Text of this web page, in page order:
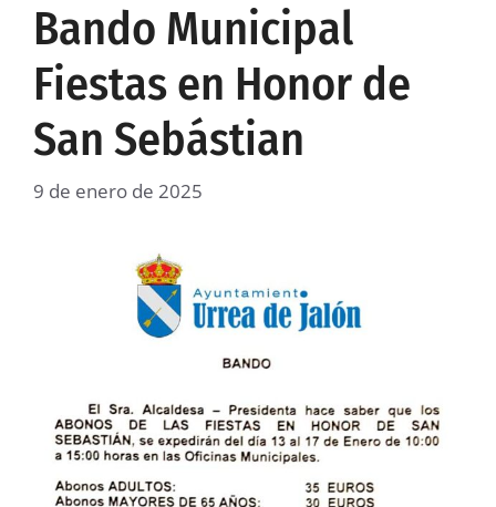
Bando Municipal
Fiestas en Honor de
San Sebástian
9 de enero de 2025